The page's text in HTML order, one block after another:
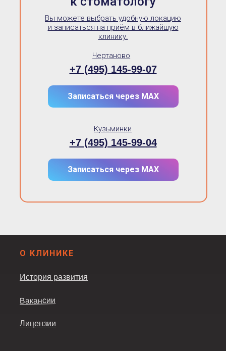
Записаться через МАХ
+7 (495) 145-99-07
Чертаново
Записаться через МАХ
+7 (495) 145-99-04
Кузьминки
Вы можете выбрать удобную локацию
и записаться на приём в ближайшую
клинику.
О КЛИНИКЕ
Вакансии
Лицензии
История развития